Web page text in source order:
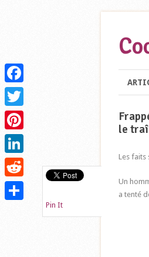
le
Les faits
Un
a tenté
Pin It
Facebook
Twitter
Pinterest
LinkedIn
Reddit